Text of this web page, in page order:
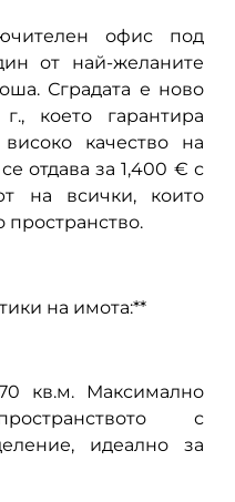
офис под
от най-желаните
Сградата е ново
което гарантира
качество на
отдава за 1,400 € с
на всички, които
пространство.
на имота:**
кв.м. Максимално
с
идеално за